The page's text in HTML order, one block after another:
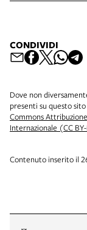
CONDIVIDI
Dove non
presenti su questo
Commons
Internazionale (CC
Contenuto inserito il